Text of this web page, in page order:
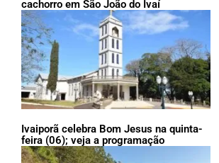
cachorro em São João do Ivaí
Ivaiporã celebra Bom Jesus na quinta-
feira (06); veja a programação